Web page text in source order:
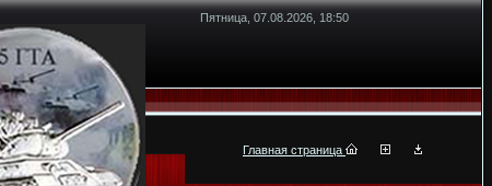
Пятница, 07.08.2026, 18:50
Главная страница